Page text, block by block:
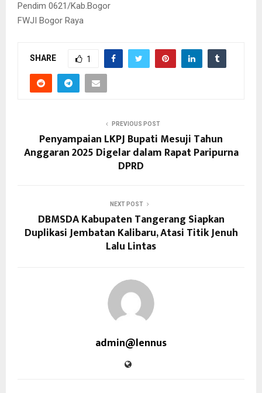
Pendim 0621/Kab.Bogor
FWJI Bogor Raya
SHARE 1
PREVIOUS POST
Penyampaian LKPJ Bupati Mesuji Tahun
Anggaran 2025 Digelar dalam Rapat Paripurna
DPRD
NEXT POST
DBMSDA Kabupaten Tangerang Siapkan
Duplikasi Jembatan Kalibaru, Atasi Titik Jenuh
Lalu Lintas
admin@lennus